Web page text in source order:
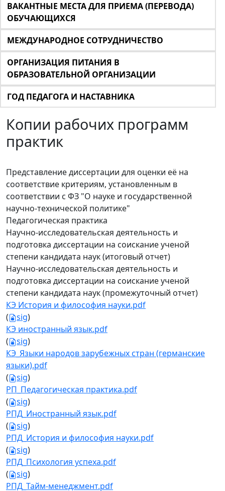
ВАКАНТНЫЕ МЕСТА ДЛЯ ПРИЕМА (ПЕРЕВОДА)
ОБУЧАЮЩИХСЯ
МЕЖДУНАРОДНОЕ СОТРУДНИЧЕСТВО
ОРГАНИЗАЦИЯ ПИТАНИЯ В
ОБРАЗОВАТЕЛЬНОЙ ОРГАНИЗАЦИИ
ГОД ПЕДАГОГА И НАСТАВНИКА
Копии рабочих программ
практик
Представление диссертации для оценки её на
соответствие критериям, установленным в
соответствии с ФЗ "О науке и государственной
научно-технической политике"
Педагогическая практика
Научно-исследовательская деятельность и
подготовка диссертации на соискание ученой
степени кандидата наук (итоговый отчет)
Научно-исследовательская деятельность и
подготовка диссертации на соискание ученой
степени кандидата наук (промежуточный отчет)
КЭ История и философия науки.pdf
(
sig)
КЭ иностранный язык.pdf
(
sig)
КЭ_Языки народов зарубежных стран (германские
языки).pdf
(
sig)
РП_Педагогическая практика.pdf
(
sig)
РПД_Иностранный язык.pdf
(
sig)
РПД_История и философия науки.pdf
(
sig)
РПД_Психология успеха.pdf
(
sig)
РПД_Тайм-менеджмент.pdf